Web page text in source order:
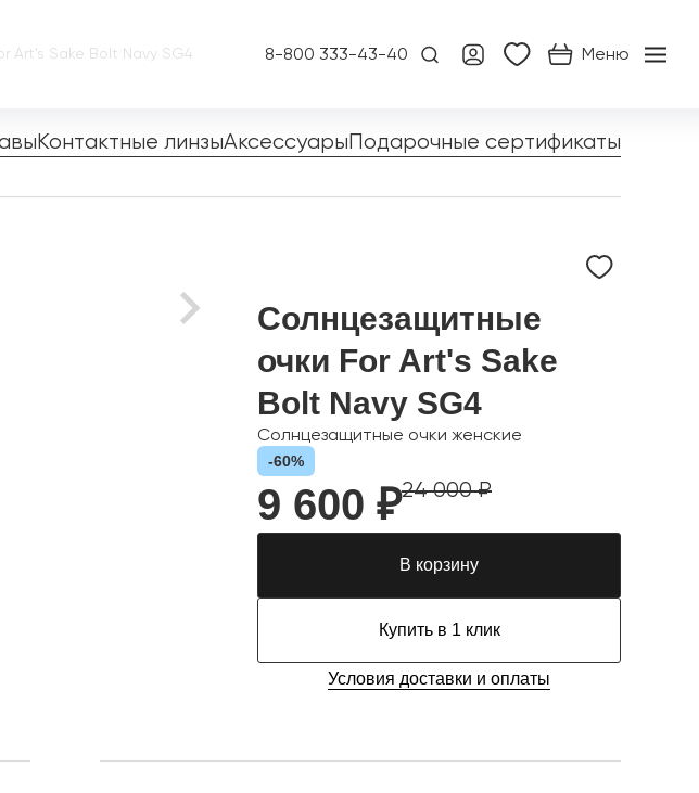
8-800 333-43-40 Меню
Art's Sake Bolt Navy SG4
Контактные линзыАксессуарыПодарочные сертификаты
Солнцезащитные
очки For Art's Sake
Bolt Navy SG4
Солнцезащитные очки женские
-60%
9 600 ₽24 000 ₽
В корзину
Купить в 1 клик
Условия доставки и оплаты